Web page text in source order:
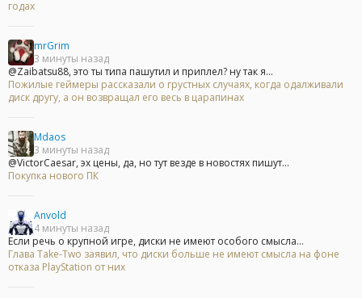
годах
mrGrim
3 минуты назад
@Zaibatsu88, это ты типа пашутил и приплел? ну так я...
Пожилые геймеры рассказали о грустных случаях, когда одалживали
диск другу, а он возвращал его весь в царапинах
Mdaos
3 минуты назад
@VictorCaesar, эх цены, да, но тут везде в новостях пишут...
Покупка нового ПК
Anvold
4 минуты назад
Если речь о крупной игре, диски не имеют особого смысла...
Глава Take-Two заявил, что диски больше не имеют смысла на фоне
отказа PlayStation от них